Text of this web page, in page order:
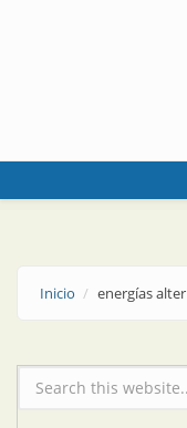
Inicio energías
Formulario de